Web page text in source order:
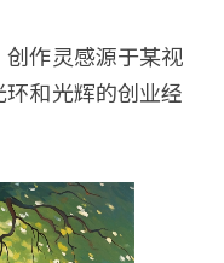
作灵感源于某视
和光辉的创业经